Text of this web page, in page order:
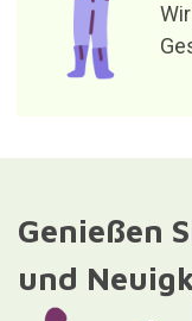
Genießen
und